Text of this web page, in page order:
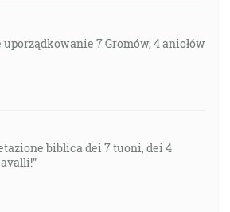
7 Gromów, 4 aniołów
biblica dei 7 tuoni, dei 4